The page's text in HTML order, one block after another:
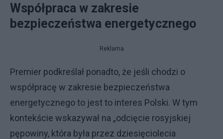
Współpraca w zakresie
bezpieczeństwa energetycznego
Reklama
Premier podkreślał ponadto, że jeśli chodzi o
współpracę w zakresie bezpieczeństwa
energetycznego to jest to interes Polski. W tym
kontekście wskazywał na „odcięcie rosyjskiej
pępowiny, która była przez dziesięciolecia